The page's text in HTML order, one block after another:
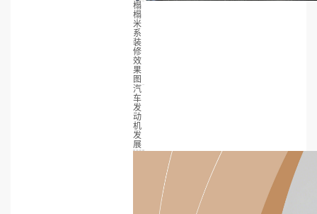
榻
榻
米
系
装
修
效
果
图
汽
车
发
动
机
发
展